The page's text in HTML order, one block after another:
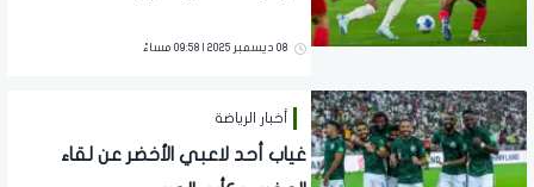
08 ديسمبر 2025 | 09:58 مساءً
أخبار الرياضة
غياب أحد لاعبي الأخضر عن لقاء